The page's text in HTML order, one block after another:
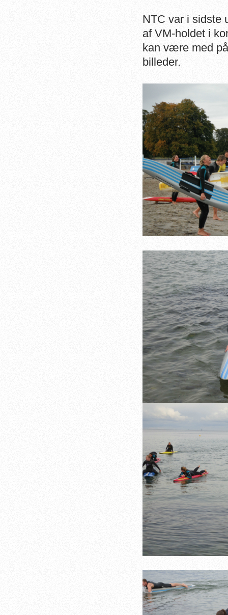
NTC var i sidste
af VM-holdet i
kan være med
billeder.